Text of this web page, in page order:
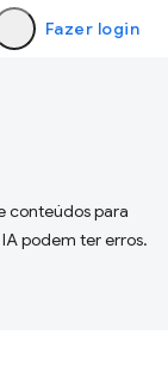
Fazer login
conteúdos para
podem ter erros.